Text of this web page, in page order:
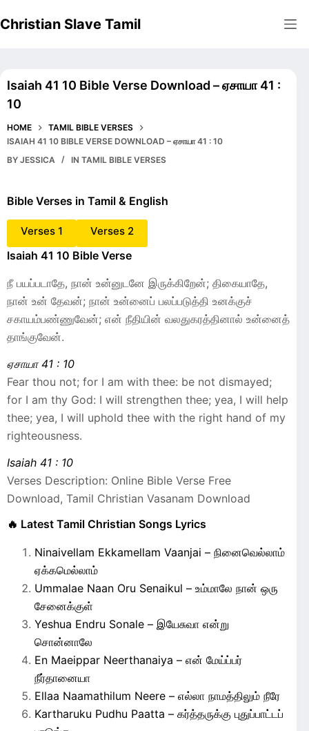
to
Christian Slave Tamil
Isaiah 41 10 Bible Verse Download – ஏசாயா 41 :
10
HOME
TAMIL BIBLE VERSES
ISAIAH 41 10 BIBLE VERSE DOWNLOAD – ஏசாயா 41 : 10
BY JESSICA IN TAMIL BIBLE VERSES
Bible Verses in Tamil & English
Verses 1 Verses 2
Isaiah 41 10 Bible Verse
நீ பயப்படாதே, நான் உன்னுடனே இருக்கிறேன்; திகையாதே,
நான் உன் தேவன்; நான் உன்னைப் பலப்படுத்தி உனக்குச்
சகாயம்பண்ணுவேன்; என் நீதியின் வலதுகரத்தினால் உன்னைத்
தாங்குவேன்.
ஏசாயா 41 : 10
Fear thou not; for I am with thee: be not dismayed;
for I am thy God: I will strengthen thee; yea, I will help
thee; yea, I will uphold thee with the right hand of my
righteousness.
Isaiah 41 : 10
Verses Description: Online Bible Verse Free
Download, Tamil Christian Vasanam Download
🔥 Latest Tamil Christian Songs Lyrics
Ninaivellam Ekkamellam Vaanjai – நினைவெல்லாம்
ஏக்கமெல்லாம்
Ummalae Naan Oru Senaikul – உம்மாலே நான் ஒரு
சேனைக்குள்
Yeshua Endru Sonale – இயேசுவா என்று
சொன்னாலே
En Maeippar Neerthanaiya – என் மேய்ப்பர்
நீர்தானையா
Ellaa Naamathilum Neere – எல்லா நாமத்திலும் நீரே
Kartharuku Pudhu Paatta – கர்த்தருக்கு புதுப்பாட்டப்